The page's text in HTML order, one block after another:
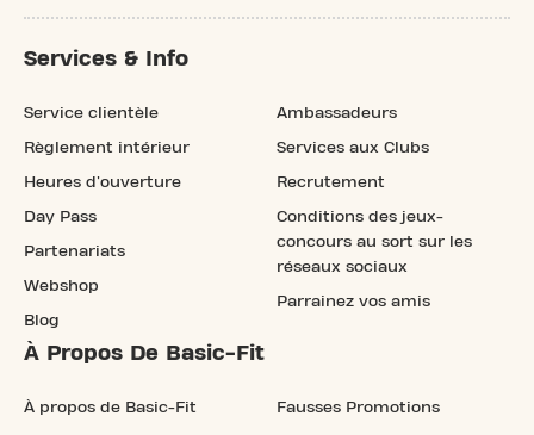
Services & Info
Service clientèle
Règlement intérieur
Heures d'ouverture
Day Pass
Partenariats
Webshop
Blog
Ambassadeurs
Services aux Clubs
Recrutement
Conditions des jeux-
concours au sort sur les
réseaux sociaux
Parrainez vos amis
À Propos De Basic-Fit
À propos de Basic-Fit Fausses Promotions